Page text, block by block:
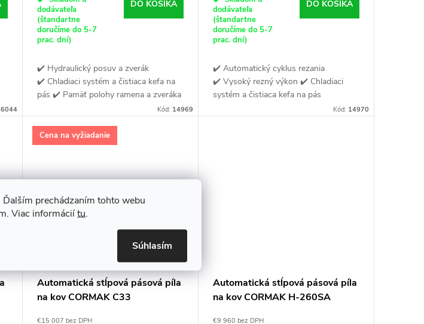
prechádzaním tohto webu
Viac informáciítu.
Súhlasím
dodávateľa
(štandartne
doručíme do 5-7
prac. dní)
DO KOŠÍKA
✔️ Hydraulický posuv a zverák
✔️ Chladiaci systém a čistiaca kefa na
pás ✔️ Pamäť polohy ramena a zveráka
Kód: 14969
dodávateľa
(štandartne
doručíme do 5-7
prac. dní)
DO KOŠÍKA
✔️ Automatický cyklus rezania
✔️ Vysoký rezný výkon ✔️ Chladiaci
systém a čistiaca kefa na pás
Kód: 14970
Cena na vyžiadanie
Automatická stĺpová pásová píla
na kov CORMAK C33
€15 007 bez DPH
Automatická stĺpová pásová píla
na kov CORMAK H-260SA
€9 960 bez DPH